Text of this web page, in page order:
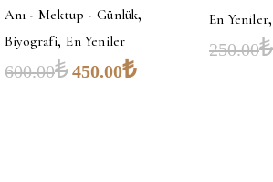
Anı - Mektup - Günlük,
Biyografi, En Yeniler
600.00₺450.00₺
En Yeniler,
250.00₺